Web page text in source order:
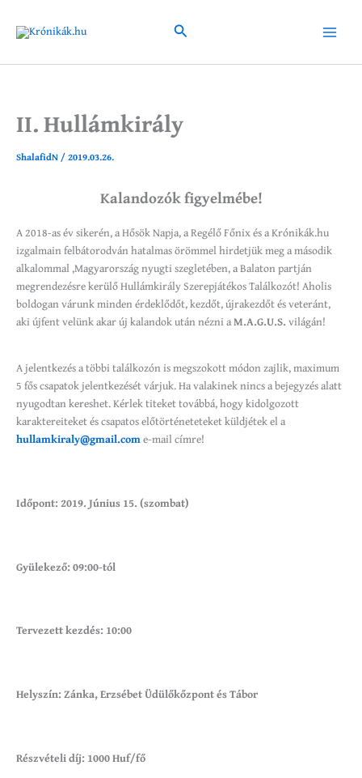
content
Search
Main
II. Hullámkirály
ShalafidN /2019.03.26.
Kalandozók figyelmébe!
A 2018-as év sikerén, a Hősök Napja, a Regélő Főnix és a Krónikák.hu
izgalmain felbátorodván hatalmas örömmel hirdetjük meg a második
alkalommal ,Magyarország nyugti szegletében, a Balaton partján
megrendezésre kerülő Hullámkirály Szerepjátékos Találkozót! Aholis
boldogan várunk minden érdeklődőt, kezdőt, újrakezdőt és veteránt,
aki újfent velünk akar új kalandok után nézni aM.A.G.U.S. világán!
A jelentkezés a többi találkozón is megszokott módon zajlik, maximum
5 fős csapatok jelentkezését várjuk. Ha valakinek nincs a bejegyzés alatt
nyugodtan kereshet. Kérlek titeket továbbá, hogy kidolgozott
karaktereiteket és csapatos előtörténeteteket küldjétek el a
hullamkiraly@gmail.come-mail címre!
Időpont: 2019. Június 15. (szombat)
Gyülekező: 09:00-tól
Tervezett kezdés: 10:00
Helyszín: Zánka, Erzsébet Üdülőkőzpont és Tábor
Részvételi díj: 1000 Huf/fő